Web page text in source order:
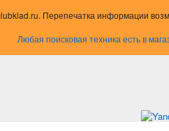
Перепечатка информации
Любая поисковая техника есть в